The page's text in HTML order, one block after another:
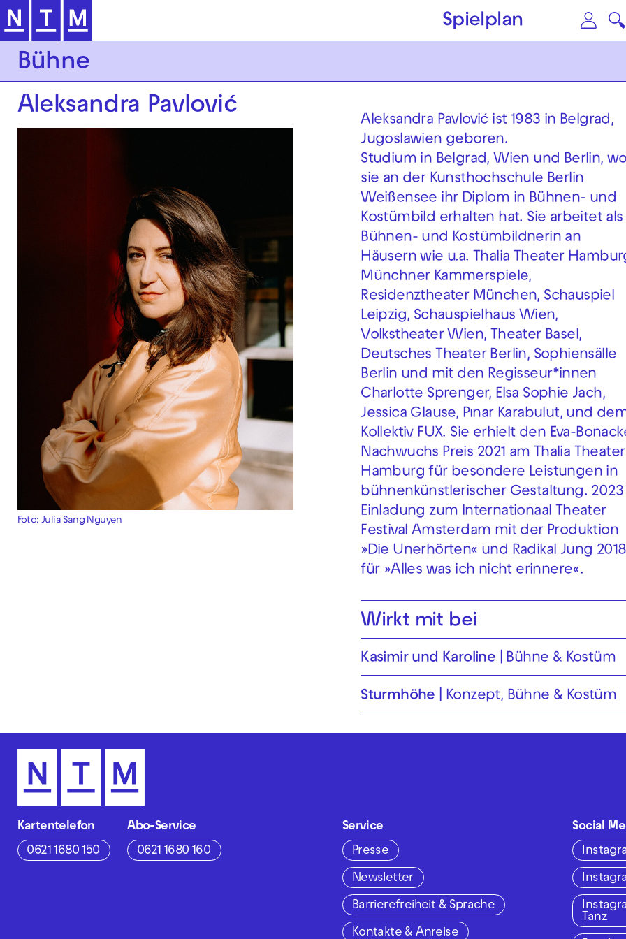
Zur Hauptnavigation springen Zum Hauptinhalt springen
Spielplan
Bühne
Aleksandra Pavlović
Foto: Julia Sang Nguyen
Aleksandra Pavlović ist 1983 in Belgrad,
Jugoslawien geboren.
Studium in Belgrad, Wien und Berlin, wo
sie an der Kunsthochschule Berlin
Weißensee ihr Diplom in Bühnen- und
Kostümbild erhalten hat. Sie arbeitet als
Bühnen- und Kostümbildnerin an
Häusern wie u.a. Thalia Theater
Münchner Kammerspiele,
Residenztheater München, Schauspiel
Leipzig, Schauspielhaus Wien,
Volkstheater Wien, Theater Basel,
Deutsches Theater Berlin, Sophiensälle
Berlin und mit den Regisseur*innen
Charlotte Sprenger, Elsa Sophie Jach,
Jessica Glause, Pınar Karabulut, und
Kollektiv FUX. Sie erhielt den Eva-
Nachwuchs Preis 2021 am Thalia Theater
Hamburg für besondere Leistungen in
bühnenkünstlerischer Gestaltung. 2023
Einladung zum Internationaal Theater
Festival Amsterdam mit der Produktion
»Die Unerhörten« und Radikal Jung 2018
für »Alles was ich nicht erinnere«.
Wirkt mit bei
Kasimir und Karoline Bühne & Kostüm
Sturmhöhe Konzept, Bühne & Kostüm
Kartentelefon
0621 1680 150
Abo-Service
0621 1680 160
Service
Presse
Newsletter
Barrierefreiheit & Sprache
Kontakte & Anreise
Social
Tanz